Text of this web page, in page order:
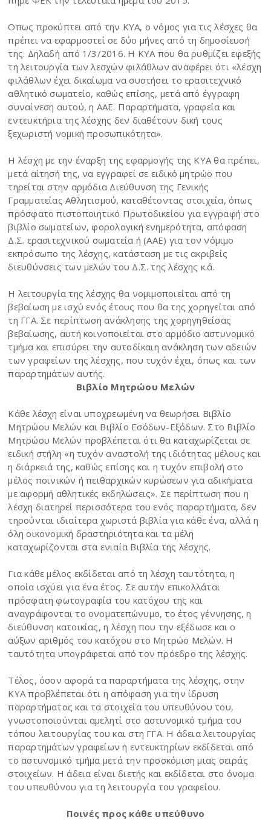
Οπως προκύπτει από την ΚΥΑ, ο νόμος για τις λέσχες θα
πρέπει να εφαρμοστεί σε δύο μήνες από τη δημοσίευσή
της. Δηλαδή από 1/3/2016. Η ΚΥΑ που θα ρυθμίζει εφεξής
τη λειτουργία των λεσχών φιλάθλων αναφέρει ότι «λέσχη
φιλάθλων έχει δικαίωμα να συστήσει το ερασιτεχνικό
αθλητικό σωματείο, καθώς επίσης, μετά από έγγραφη
συναίνεση αυτού, η ΑΑΕ. Παραρτήματα, γραφεία και
εντευκτήρια της λέσχης δεν διαθέτουν δική τους
ξεχωριστή νομική προσωπικότητα».
Η λέσχη με την έναρξη της εφαρμογής της ΚΥΑ θα πρέπει,
μετά αίτησή της, να εγγραφεί σε ειδικό μητρώο που
τηρείται στην αρμόδια Διεύθυνση της Γενικής
Γραμματείας Αθλητισμού, καταθέτοντας στοιχεία, όπως
πρόσφατο πιστοποιητικό Πρωτοδικείου για εγγραφή στο
βιβλίο σωματείων, φορολογική ενημερότητα, απόφαση
Δ.Σ. ερασιτεχνικού σωματεία ή (ΑΑΕ) για τον νόμιμο
εκπρόσωπο της λέσχης, κατάσταση με τις ακριβείς
διευθύνσεις των μελών του Δ.Σ. της λέσχης κ.ά.
Η λειτουργία της λέσχης θα νομιμοποιείται από τη
βεβαίωση με ισχύ ενός έτους που θα της χορηγείται από
τη ΓΓΑ. Σε περίπτωση ανάκλησης της χορηγηθείσας
βεβαίωσης, αυτή κοινοποιείται στο αρμόδιο αστυνομικό
τμήμα και επισύρει την αυτοδίκαιη ανάκληση των αδειών
των γραφείων της λέσχης, που τυχόν έχει, όπως και των
παραρτημάτων αυτής.
Βιβλίο Μητρώου Μελών
Κάθε λέσχη είναι υποχρεωμένη να θεωρήσει Βιβλίο
Μητρώου Μελών και Βιβλίο Εσόδων-Εξόδων. Στο Βιβλίο
Μητρώου Μελών προβλέπεται ότι θα καταχωρίζεται σε
ειδική στήλη «η τυχόν αναστολή της ιδιότητας μέλους και
η διάρκειά της, καθώς επίσης και η τυχόν επιβολή στο
μέλος ποινικών ή πειθαρχικών κυρώσεων για αδικήματα
με αφορμή αθλητικές εκδηλώσεις». Σε περίπτωση που η
λέσχη διατηρεί περισσότερα του ενός παραρτήματα, δεν
τηρούνται ιδιαίτερα χωριστά βιβλία για κάθε ένα, αλλά η
όλη οικονομική δραστηριότητα και τα μέλη
καταχωρίζονται στα ενιαία Βιβλία της λέσχης.
Για κάθε μέλος εκδίδεται από τη λέσχη ταυτότητα, η
οποία ισχύει για ένα έτος. Σε αυτήν επικολλάται
πρόσφατη φωτογραφία του κατόχου της και
αναγράφονται το ονοματεπώνυμο, το έτος γέννησης, η
διεύθυνση κατοικίας, η λέσχη που την εξέδωσε και ο
αύξων αριθμός του κατόχου στο Μητρώο Μελών. Η
ταυτότητα υπογράφεται από τον πρόεδρο της λέσχης.
Τέλος, όσον αφορά τα παραρτήματα της λέσχης, στην
ΚΥΑ προβλέπεται ότι η απόφαση για την ίδρυση
παραρτήματος και τα στοιχεία του υπευθύνου του,
γνωστοποιούνται αμελητί στο αστυνομικό τμήμα του
τόπου λειτουργίας του και στη ΓΓΑ. Η άδεια λειτουργίας
παραρτημάτων γραφείων ή εντευκτηρίων εκδίδεται από
το αστυνομικό τμήμα μετά την προσκόμιση μιας σειράς
στοιχείων. Η άδεια είναι διετής και εκδίδεται στο όνομα
του υπευθύνου για τη λειτουργία του γραφείου.
Ποινές προς κάθε υπεύθυνο